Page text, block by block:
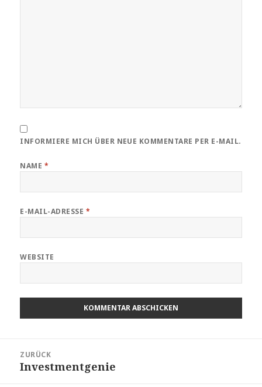
INFORMIERE MICH ÜBER NEUE KOMMENTARE PER E-MAIL.
NAME *
E-MAIL-ADRESSE *
WEBSITE
ZURÜCK
Vorheriger
Investmentgenie